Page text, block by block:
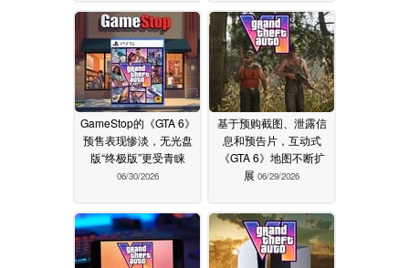
GameStop的《GTA 6》
预售表现惨淡，无光盘
版“终极版”更受青睐
06/30/2026
基于预购截图、泄露信
息和预告片，互动式
《GTA 6》地图不断扩
展 06/29/2026